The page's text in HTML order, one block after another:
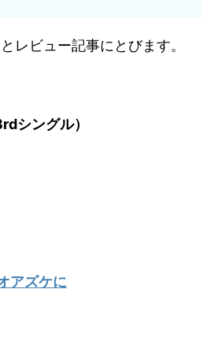
レビュー記事にとびます。
シングル）
アズケに